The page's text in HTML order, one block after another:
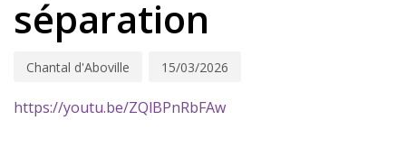
https://youtu.be/ZQlBPnRbFAw
séparation
Chantal d'Aboville 15/03/2026